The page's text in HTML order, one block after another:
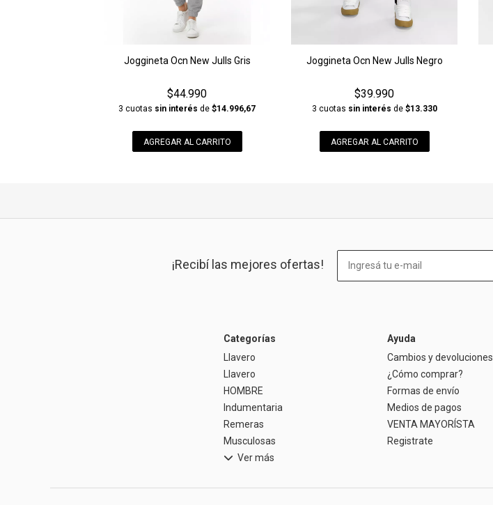
Joggineta Ocn New Julls Gris
$44.990
3 cuotas sin interés de$14.996,67
AGREGAR AL CARRITO
Joggineta Ocn New Julls Negro
$39.990
3 cuotas sin interés de $13.330
AGREGAR AL CARRITO
¡Recibí las mejores ofertas!
Categorías
Llavero
Llavero
HOMBRE
Indumentaria
Remeras
Musculosas
Ver más
Ayuda
Cambios y devoluciones
¿Cómo comprar?
Formas de envío
Medios de pagos
VENTA MAYORÍSTA
Registrate